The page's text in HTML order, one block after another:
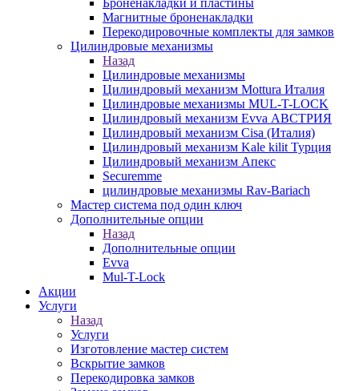
Броненакладки и пластины
Магнитные броненакладки
Перекодировочные комплекты для замков
Цилиндровые механизмы
Назад
Цилиндровые механизмы
Цилиндровый механизм Mottura Италия
Цилиндровые механизмы MUL-T-LOCK
Цилиндровый механизм Evva АВСТРИЯ
Цилиндровый механизм Cisa (Италия)
Цилиндровый механизм Kale kilit Турция
Цилиндровый механизм Апекс
Securemme
цилиндровые механизмы Rav-Bariach
Мастер система под один ключ
Дополнительные опции
Назад
Дополнительные опции
Evva
Mul-T-Lock
Акции
Услуги
Назад
Услуги
Изготовление мастер систем
Вскрытие замков
Перекодировка замков